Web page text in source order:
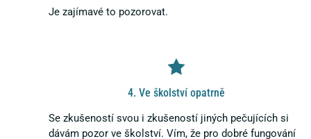
Je zajímavé to pozorovat.
4. Ve školství opatrně
Se zkušeností svou i zkušeností jiných pečujících si
dávám pozor ve školství. Vím, že pro dobré fungování